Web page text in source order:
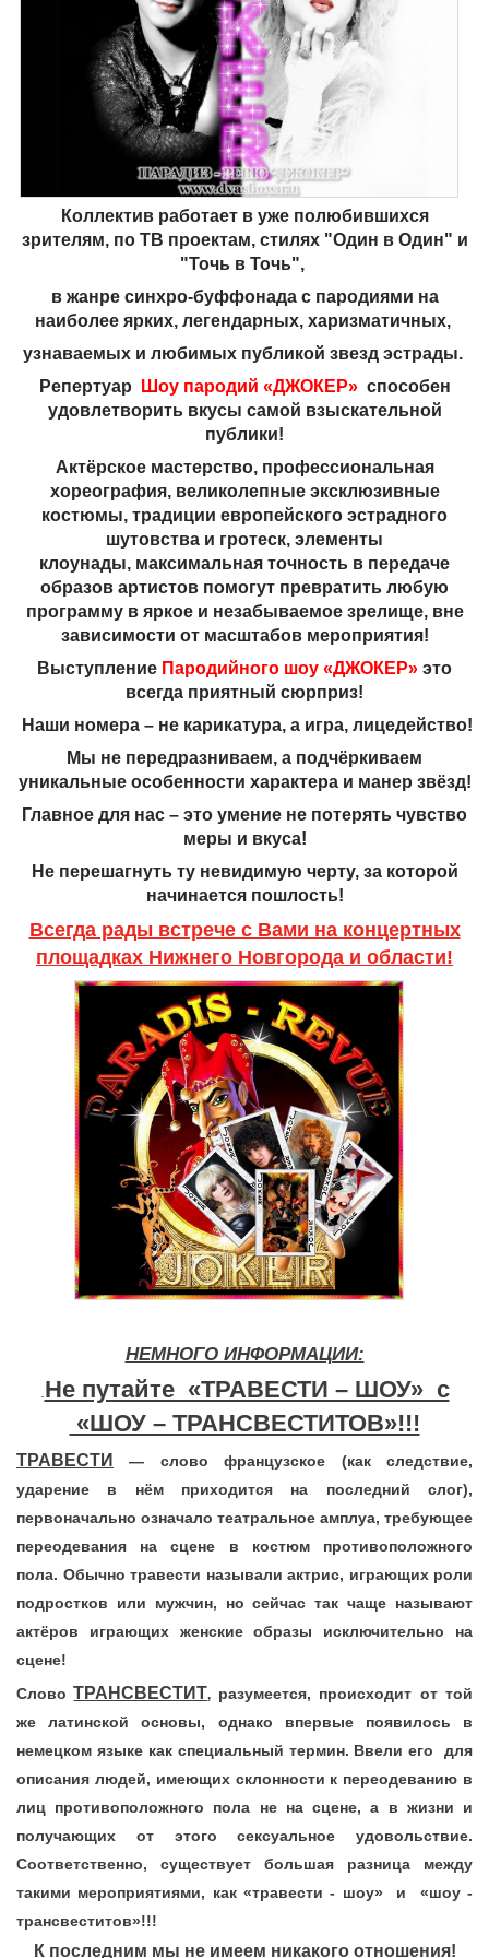
Коллектив работает в уже полюбившихся
зрителям, по ТВ проектам, стилях "Один в Один" и
"Точь в Точь",
в жанре синхро-буффонада с пародиями на
наиболее ярких, легендарных, харизматичных,
узнаваемых и любимых публикой звезд эстрады.
Репертуар
Шоу пародий «ДЖОКЕР»способен
удовлетворить вкусы самой взыскательной
публики!
Актёрское мастерство, профессиональная
хореография, великолепные эксклюзивные
костюмы, традиции европейского эстрадного
шутовства и гротеск, элементы
клоунады, максимальная точность в передаче
образов артистов помогут превратить любую
программу в яркое и незабываемое зрелище, вне
зависимости от масштабов мероприятия!
Выступление Пародийного шоу «ДЖОКЕР» это
всегда приятный сюрприз!
Наши номера – не карикатура, а игра, лицедейство!
Мы не передразниваем, а подчёркиваем
уникальные особенности характера и манер звёзд!
Главное для нас – это умение не потерять чувство
меры и вкуса!
Не перешагнуть ту невидимую черту, за которой
начинается пошлость!
Всегда рады встрече с Вами на концертных
площадках Нижнего Новгорода и области!
НЕМНОГО ИНФОРМАЦИИ:
Не путайте «ТРАВЕСТИ – ШОУ» с
«ШОУ – ТРАНСВЕСТИТОВ»!!!
ТРАВЕСТИ
— слово французское (как следствие,
ударение в нём приходится на последний слог),
первоначально означало театральное амплуа, требующее
переодевания на сцене в костюм противоположного
пола. Обычно травести называли актрис, играющих роли
подростков или мужчин, но сейчас так чаще называют
актёров играющих женские образы исключительно на
сцене!
Слово ТРАНСВЕСТИТ, разумеется, происходит от той
же латинской основы, однако впервые появилось в
немецком языке как специальный термин. Ввели его для
описания людей, имеющих склонности к переодеванию в
лиц противоположного пола не на сцене, а в жизни и
получающих от этого сексуальное удовольствие.
Соответственно, существует большая разница между
такими мероприятиями, как «травести - шоу» и «шоу -
трансвеститов»!!!
К последним мы не имеем никакого отношения!